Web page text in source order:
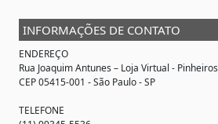
INFORMAÇÕES DE CONTATO
ENDEREÇO
Rua Joaquim Antunes – Loja Virtual - Pinheiros
CEP 05415-001 - São Paulo - SP
TELEFONE